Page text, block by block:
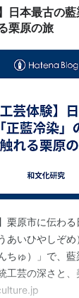
デザインテイス
のディテールが
日本最古の
栗原の旅
栗原市に伝わ
あいひやしぞ
ちゅ）」で、
工芸の深さと